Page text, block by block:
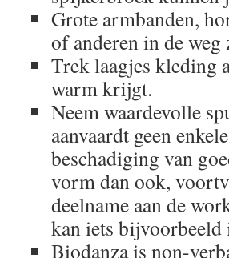
Grote armbanden,
of anderen in de weg
Trek laagjes kleding
warm krijgt.
Neem waardevolle
aanvaardt geen
beschadiging van
vorm dan ook,
deelname aan de
kan iets bijvoorbeeld
Biodanza is non-